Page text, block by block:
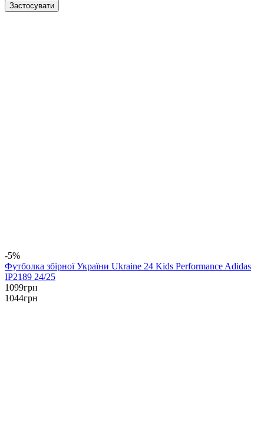
Застосувати
-5%
Футболка збірної України Ukraine 24 Kids Performance Adidas
IP2189 24/25
1099грн
1044грн